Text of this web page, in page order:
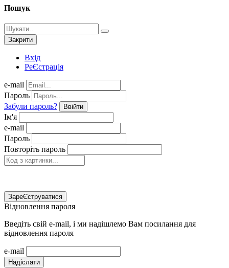
Пошук
Закрити
Вхід
РеЄстрація
e-mail
Пароль
Забули пароль?
Ввійти
Ім'я
e-mail
Пароль
Повторіть пароль
ЗареЄструватися
Відновлення пароля
Введіть свій e-mail, і ми надішлемо Вам посилання для
відновлення пароля
e-mail
Надіслати